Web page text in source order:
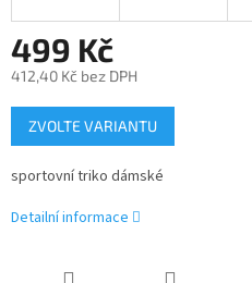
499 Kč
412,40 Kč bez DPH
Měrná
cena:
ZVOLTE VARIANTU
sportovní triko dámské
Detailní informace